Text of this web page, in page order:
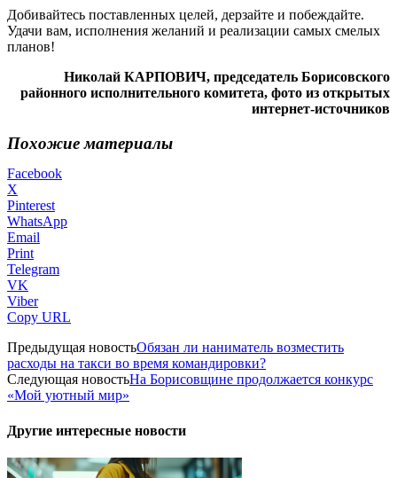
Добивайтесь поставленных целей, дерзайте и побеждайте.
Удачи вам, исполнения желаний и реализации самых смелых
планов!
Николай КАРПОВИЧ, председатель Борисовского
районного исполнительного комитета, фото из открытых
интернет-источников
Похожие материалы
Facebook
X
Pinterest
WhatsApp
Email
Print
Telegram
VK
Viber
Copy URL
Предыдущая новостьОбязан ли наниматель возместить
расходы на такси во время командировки?
Следующая новостьНа Борисовщине продолжается конкурс
«Мой уютный мир»
Другие интересные новости